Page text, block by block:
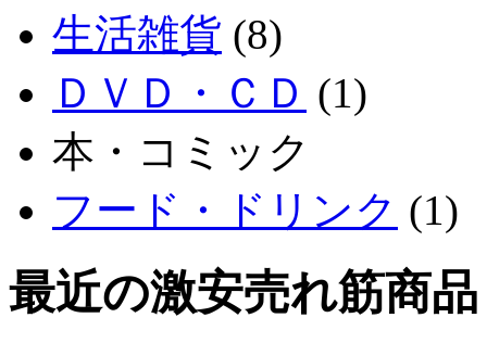
生活雑貨 (8)
ＤＶＤ・ＣＤ (1)
本・コミック
フード・ドリンク (1)
最近の激安売れ筋商品